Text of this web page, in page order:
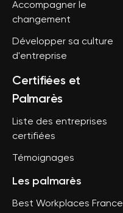
Accompagner le
changement
Développer sa culture
d'entreprise
Certifiées et
Palmarès
Liste des entreprises
certifiées
Témoignages
Les palmarès
Best Workplaces France